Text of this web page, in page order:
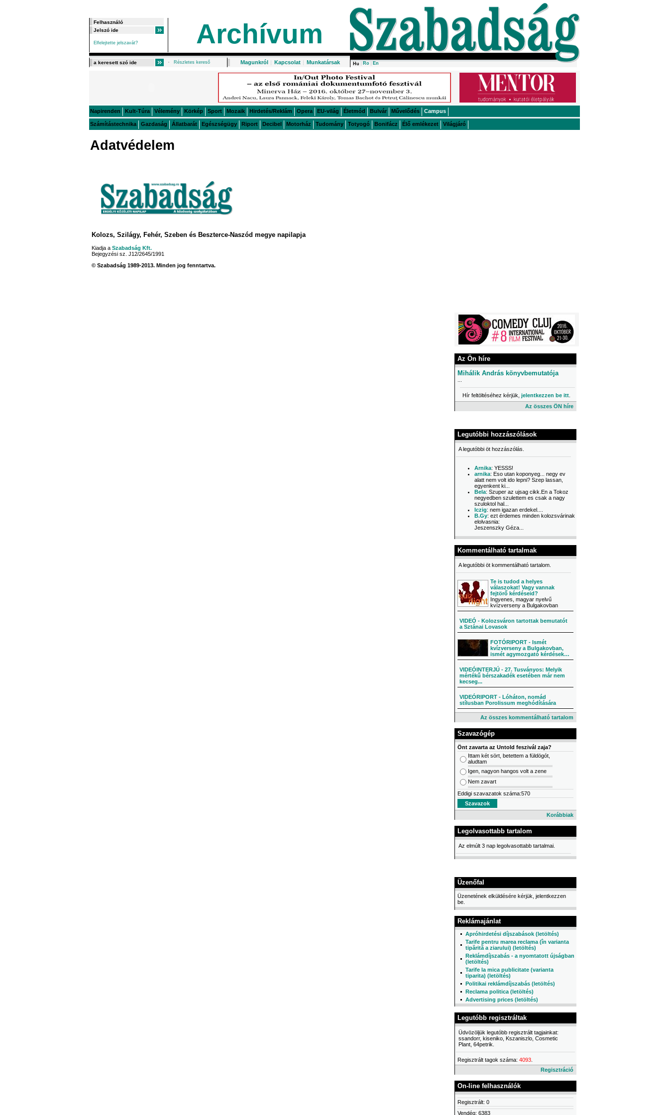
Elfelejtette jelszavát? Archívum
Részletes kereső Magunkról | Kapcsolat | Munkatársak Hu Ro En
Napirenden Kult-Túra Vélemény Körkép Sport Mozaik Hirdetés/Reklám Opera EU-világ Életmód Bulvár Művelődés Campus
Számítástechnika Gazdaság Állatbarát Egészségügy Riport Decibel Motorház Tudomány Totyogó Bonifácz Élő emlékezet Világjáró
Adatvédelem
Kolozs, Szilágy, Fehér, Szeben és Beszterce-Naszód megye napilapja
Kiadja a Szabadság Kft.
Bejegyzési sz. J12/2645/1991
© Szabadság 1989-2013. Minden jog fenntartva.
Az Ön híre
Mihálik András könyvbemutatója
Hír feltöltéséhez kérjük, jelentkezzen be itt
Az összes ÖN híre
Legutóbbi hozzászólások
A legutóbbi öt hozzászólás.
Arnika: YESSS!
arnika: Eso utan koponyeg... negy ev
alatt nem volt ido lepni? Szep lassan,
egyenkent ki...
Bela: Szuper az ujsag cikk.En a Tokoz
negyedben szulettem es csak a nagy
szuloktol hal...
Iczig: nem igazan erdekel....
B.Gy: ezt érdemes minden kolozsvárinak
elolvasnia:
Jeszenszky Géza...
Kommentálható tartalmak
A legutóbbi öt kommentálható tartalom.
Te is tudod a helyes
válaszokat! Vagy vannak
fejtörő kérdéseid?
Ingyenes, magyar nyelvű
kvízverseny a Bulgakovban
VIDEÓ - Kolozsváron tartottak bemutatót
a Sztánai Lovasok
FOTÓRIPORT - Ismét
kvízverseny a Bulgakovban,
ismét agymozgató kérdések…
VIDEÓINTERJÚ - 27. Tusványos: Melyik
mértékű bérszakadék esetében már nem
kecseg...
VIDEÓRIPORT - Lóháton, nomád
stílusban Porolissum meghódítására
Az összes kommentálható tartalom
Szavazógép
Önt zavarta az Untold feszivál zaja?
Ittam két sört, betettem a füldögót,
aludtam
Igen, nagyon hangos volt a zene
Nem zavart
Eddigi szavazatok száma:570
Korábbiak
Legolvasottabb tartalom
Az elmúlt 3 nap legolvasottabb tartalmai.
Üzenőfal
Üzenetének elküldésére kérjük, jelentkezzen
be.
Reklámajánlat
Apróhirdetési díjszabások (letöltés)
Tarife pentru marea reclama (în varianta
tipărită a ziarului) (letöltés)
Reklámdíjszabás - a nyomtatott újságban
(letöltés)
Tarife la mica publicitate (varianta
tiparita) (letöltés)
Politikai reklámdíjszabás (letöltés)
Reclama politica (letöltés)
Advertising prices (letöltés)
Legutóbb regisztráltak
Üdvözöljük legutóbb regisztrált tagjainkat:
ssandorr, kiseniko, Kszaniszlo, Cosmetic
Plant, 64petrik.
Regisztrált tagok száma: 4093
Regisztráció
On-line felhasználók
Regisztrált: 0
Vendég: 6383